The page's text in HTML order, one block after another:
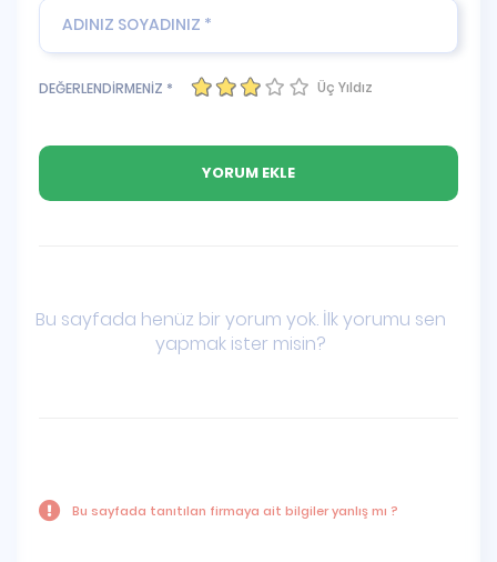
DEĞERLENDİRMENİZ * Üç Yıldız
Bu sayfada henüz bir yorum yok. İlk yorumu sen
yapmak ister misin?
Bu sayfada tanıtılan firmaya ait bilgiler yanlış mı ?